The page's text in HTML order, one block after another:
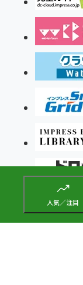
人気／注目